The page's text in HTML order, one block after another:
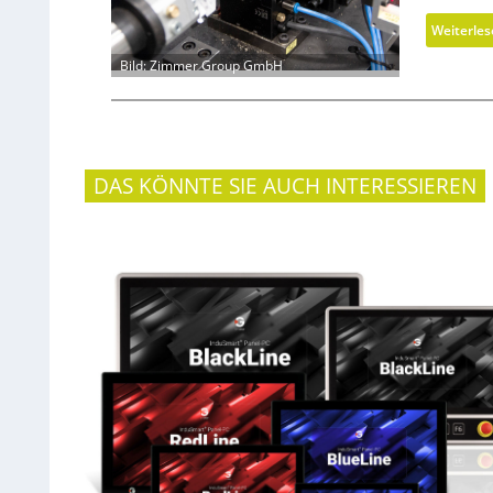
Bild: Zimmer Group GmbH
DAS KÖNNTE SIE AUCH INTERESSIEREN